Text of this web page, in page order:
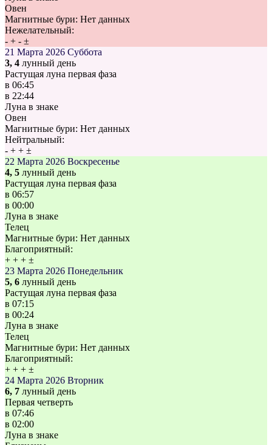
Овен
Магнитные бури: Нет данных
Нежелательный:
- + - ±
21 Марта 2026 Суббота
3, 4 лунный день
Растущая луна первая фаза
в 06:45
в 22:44
Луна в знаке
Овен
Магнитные бури: Нет данных
Нейтральный:
- + + ±
22 Марта 2026 Воскресенье
4, 5 лунный день
Растущая луна первая фаза
в 06:57
в 00:00
Луна в знаке
Телец
Магнитные бури: Нет данных
Благоприятный:
+ + + ±
23 Марта 2026 Понедельник
5, 6 лунный день
Растущая луна первая фаза
в 07:15
в 00:24
Луна в знаке
Телец
Магнитные бури: Нет данных
Благоприятный:
+ + + ±
24 Марта 2026 Вторник
6, 7 лунный день
Первая четверть
в 07:46
в 02:00
Луна в знаке